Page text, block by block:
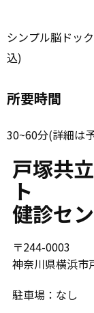
シンプル脳ドッ
込)
所要時間
30~60分(詳細は
戸塚共
ト
健診セ
〒244-0003
神奈川県横浜市
駐車場：なし